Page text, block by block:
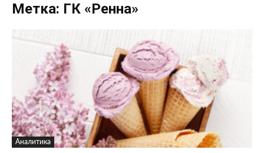
Метка: ГК «Ренна»
Аналитика